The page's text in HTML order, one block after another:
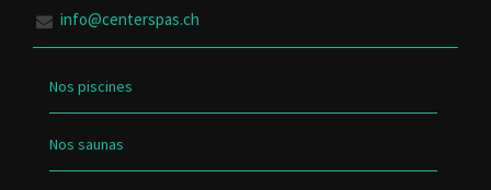
info@centerspas.ch
Nos piscines
Nos saunas